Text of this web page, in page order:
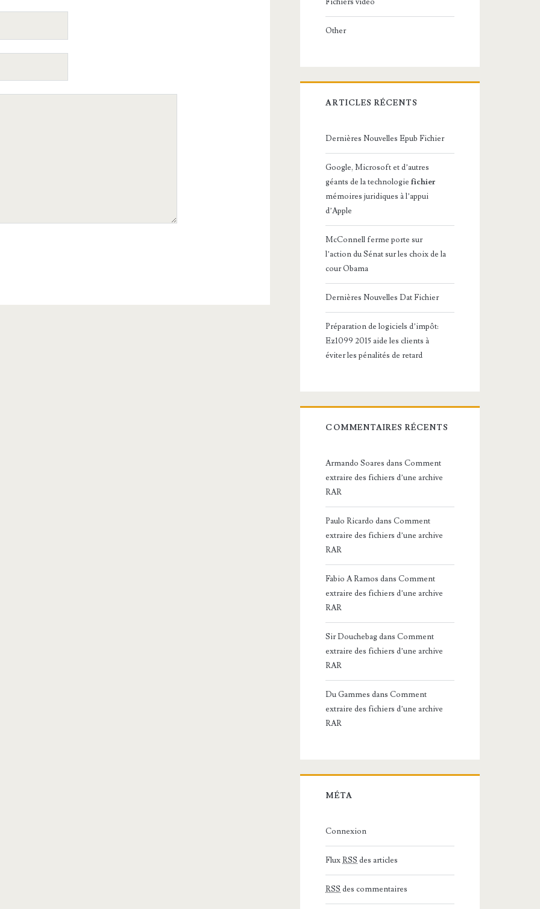
Other
ARTICLES RÉCENTS
Dernières Nouvelles Epub Fichier
Google, Microsoft et d’autres
géants de la technologiefichier
mémoires juridiques à l’appui
d’Apple
McConnell ferme porte sur
l’action du Sénat sur les choix de la
cour Obama
Dernières Nouvelles Dat Fichier
Préparation de logiciels d’impôt:
Ez1099 2015 aide les clients à
éviter les pénalités de retard
COMMENTAIRES RÉCENTS
Armando Soares dansComment
extraire des fichiers d’une archive
RAR
Paulo Ricardo dansComment
extraire des fichiers d’une archive
RAR
Fabio A Ramos dansComment
extraire des fichiers d’une archive
RAR
Sir DouchebagdansComment
extraire des fichiers d’une archive
RAR
Du Gammes dansComment
extraire des fichiers d’une archive
RAR
MÉTA
Connexion
FluxRSS des articles
RSS des commentaires